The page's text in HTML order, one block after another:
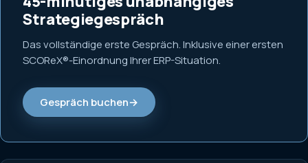
Strategiegespräch
Das vollständige erste Gespräch. Inklusive einer ersten
SCOReX®-Einordnung Ihrer ERP-Situation.
Gespräch buchen→